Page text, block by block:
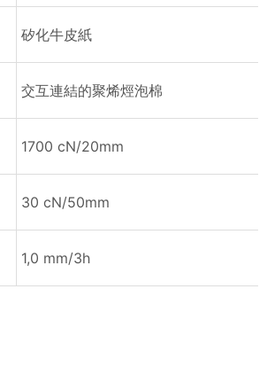
矽化牛皮紙
交互連結的聚烯烴泡棉
1700 cN/20mm
30 cN/50mm
1,0 mm/3h